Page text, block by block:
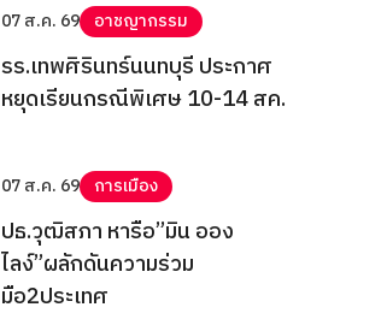
07 ส.ค. 69 อาชญากรรม
รร.เทพศิรินทร์นนทบุรี ประกาศ
หยุดเรียนกรณีพิเศษ 10-14 สค.
07 ส.ค. 69 การเมือง
ปธ.วุฒิสภา หารือ”มิน ออง
ไลง์”ผลักดันความร่วม
มือ2ประเทศ